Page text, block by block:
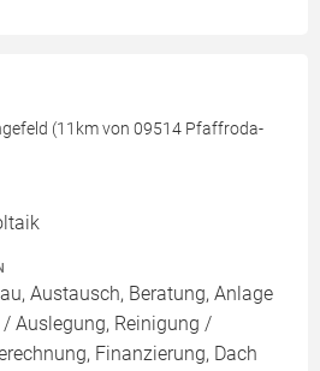
(11km von 09514 Pfaffroda-
Austausch, Beratung, Anlage
Auslegung, Reinigung /
Finanzierung, Dach